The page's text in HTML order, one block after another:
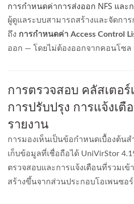
การกำหนดค่าการส่งออก NFS และ
ผู้ดูแลระบบสามารถสร้างและจัดการ
ถึง การกำหนดค่า Access Control
ออก — โดยไม่ต้องออกจากคอนโซล
การตรวจสอบ คลัสเตอ
การปรับปรุง การแจ้งเตื
รายงาน
การมองเห็นเป็นข้อกำหนดเบื้องต้น
เก็บข้อมูลที่เชื่อถือได้ UniVirStor
ตรวจสอบและการแจ้งเตือนที่รวมเ
สร้างขึ้นจากส่วนประกอบโอเพนซอ